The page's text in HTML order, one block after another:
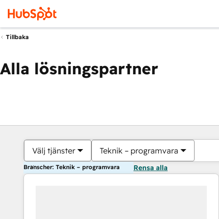
Tillbaka
Alla lösningspartner
Välj tjänster Teknik – programvara
Branscher: Teknik – programvara Rensa alla